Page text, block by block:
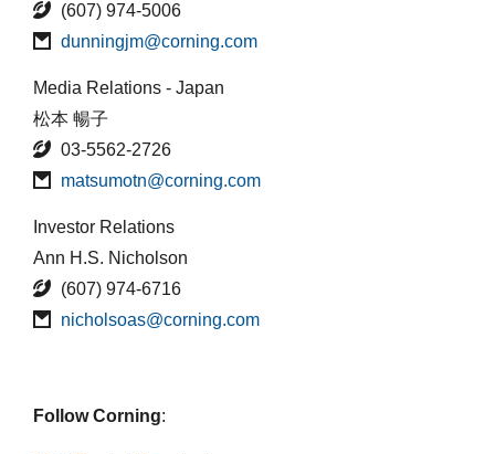
(607) 974-5006
dunningjm@corning.com
Media Relations - Japan
松本 暢子
03-5562-2726
matsumotn@corning.com
Investor Relations
Ann H.S. Nicholson
(607) 974-6716
nicholsoas@corning.com
Follow Corning: